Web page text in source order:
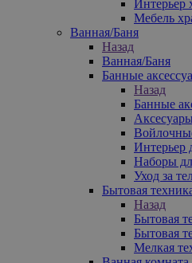
Интерьер
Мебель
Ванная/Баня
Назад
Ванная/Баня
Банные
Назад
Банные
Интерьер
Наборы
Уход за
Бытовая
Назад
Бытовая
Бытовая
Мелкая